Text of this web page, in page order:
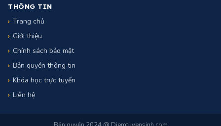
diemtuyensinh247@gmail.com
THÔNG TIN
Trang chủ
Chính sách bảo mật
Bản quyền thông tin
Khóa học trực tuyến